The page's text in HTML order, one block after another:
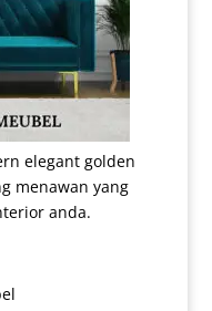
elegant golden
menawan yang
anda.